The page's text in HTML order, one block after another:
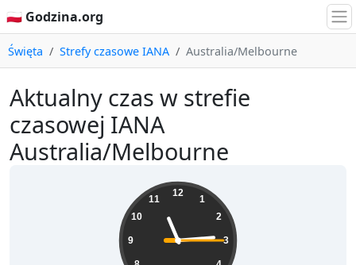
🇵🇱 Godzina.org
Święta Strefy czasowe IANA Australia/Melbourne
Aktualny czas w strefie
czasowej IANA
Australia/Melbourne
12
1
2
3
9
10
11